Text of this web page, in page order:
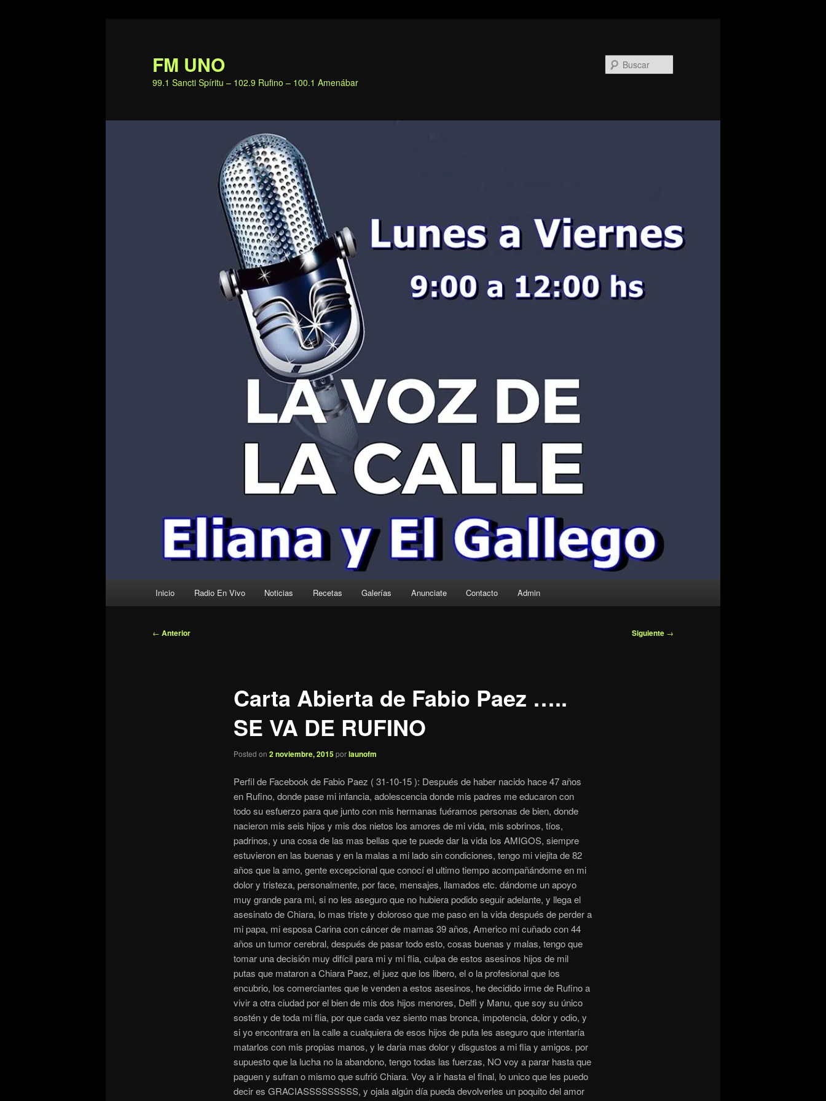
FM UNO
99.1 Sancti Spíritu – 102.9 Rufino – 100.1 Amenábar
Inicio Radio En Vivo Noticias Recetas Galerías Anunciate Contacto Admin
Navegación
← Anterior Siguiente →
Carta Abierta de Fabio Paez …..
SE VA DE RUFINO
Posted on 2 noviembre, 2015porlaunofm
Perfil de Facebook de Fabio Paez ( 31-10-15 ): Después de haber nacido hace 47 años
en Rufino, donde pase mi infancia, adolescencia donde mis padres me educaron con
todo su esfuerzo para que junto con mis hermanas fuéramos personas de bien, donde
nacieron mis seis hijos y mis dos nietos los amores de mi vida, mis sobrinos, tíos,
padrinos, y una cosa de las mas bellas que te puede dar la vida los AMIGOS, siempre
estuvieron en las buenas y en la malas a mi lado sin condiciones, tengo mi viejita de 82
años que la amo, gente excepcional que conocí el ultimo tiempo acompañándome en mi
dolor y tristeza, personalmente, por face, mensajes, llamados etc. dándome un apoyo
muy grande para mi, si no les aseguro que no hubiera podido seguir adelante, y llega el
asesinato de Chiara, lo mas triste y doloroso que me paso en la vida después de perder a
mi papa, mi esposa Carina con cáncer de mamas 39 años, Americo mi cuñado con 44
años un tumor cerebral, después de pasar todo esto, cosas buenas y malas, tengo que
tomar una decisión muy difícil para mi y mi flia, culpa de estos asesinos hijos de mil
putas que mataron a Chiara Paez, el juez que los libero, el o la profesional que los
encubrio, los comerciantes que le venden a estos asesinos, he decidido irme de Rufino a
vivir a otra ciudad por el bien de mis dos hijos menores, Delfi y Manu, que soy su único
sostén y de toda mi flia, por que cada vez siento mas bronca, impotencia, dolor y odio, y
si yo encontrara en la calle a cualquiera de esos hijos de puta les aseguro que intentaría
matarlos con mis propias manos, y le daria mas dolor y disgustos a mi flia y amigos. por
supuesto que la lucha no la abandono, tengo todas las fuerzas, NO voy a parar hasta que
paguen y sufran o mismo que sufrió Chiara. Voy a ir hasta el final, lo unico que les puedo
decir es GRACIASSSSSSSSS, y ojala algún día pueda devolverles un poquito del amor